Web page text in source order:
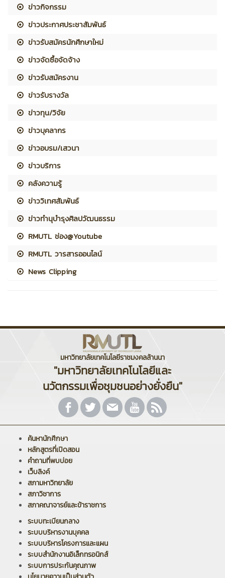
ข่าวกิจกรรม
ข่าวประกาศประชาสัมพันธ์
ข่าวรับสมัครนักศึกษาใหม่
ข่าวจัดซื้อจัดจ้าง
ข่าวรับสมัครงาน
ข่าวรับรางวัล
ข่าวทุน/วิจัย
ข่าวบุคลากร
ข่าวอบรม/เสวนา
ข่าวบริการ
คลังความรู้
ข่าววิเทศสัมพันธ์
ข่าวทำนุบำรุงศิลปวัฒนธรรม
RMUTL ช่อง@Youtube
RMUTL วารสารออนไลน์
News Clipping
มหาวิทยาลัยเทคโนโลยีราชมงคลล้านนา
"มหาวิทยาลัยเทคโนโลยีและ
นวัตกรรมเพื่อชุมชนอย่างยั่งยืน"
ค้นหานักศึกษา
หลักสูตรที่เปิดสอน
คำถามที่พบบ่อย
เว็บลิงค์
สภามหาวิทยาลัย
สภาวิชาการ
สภาคณาจารย์และข้าราชการ
ระบบทะเบียนกลาง
ระบบบริหารงานบุคคล
ระบบบริหารโครงการและแผน
ระบบสำนักงานอิเล็กทรอนิกส์
ระบบการประกันคุณภาพ